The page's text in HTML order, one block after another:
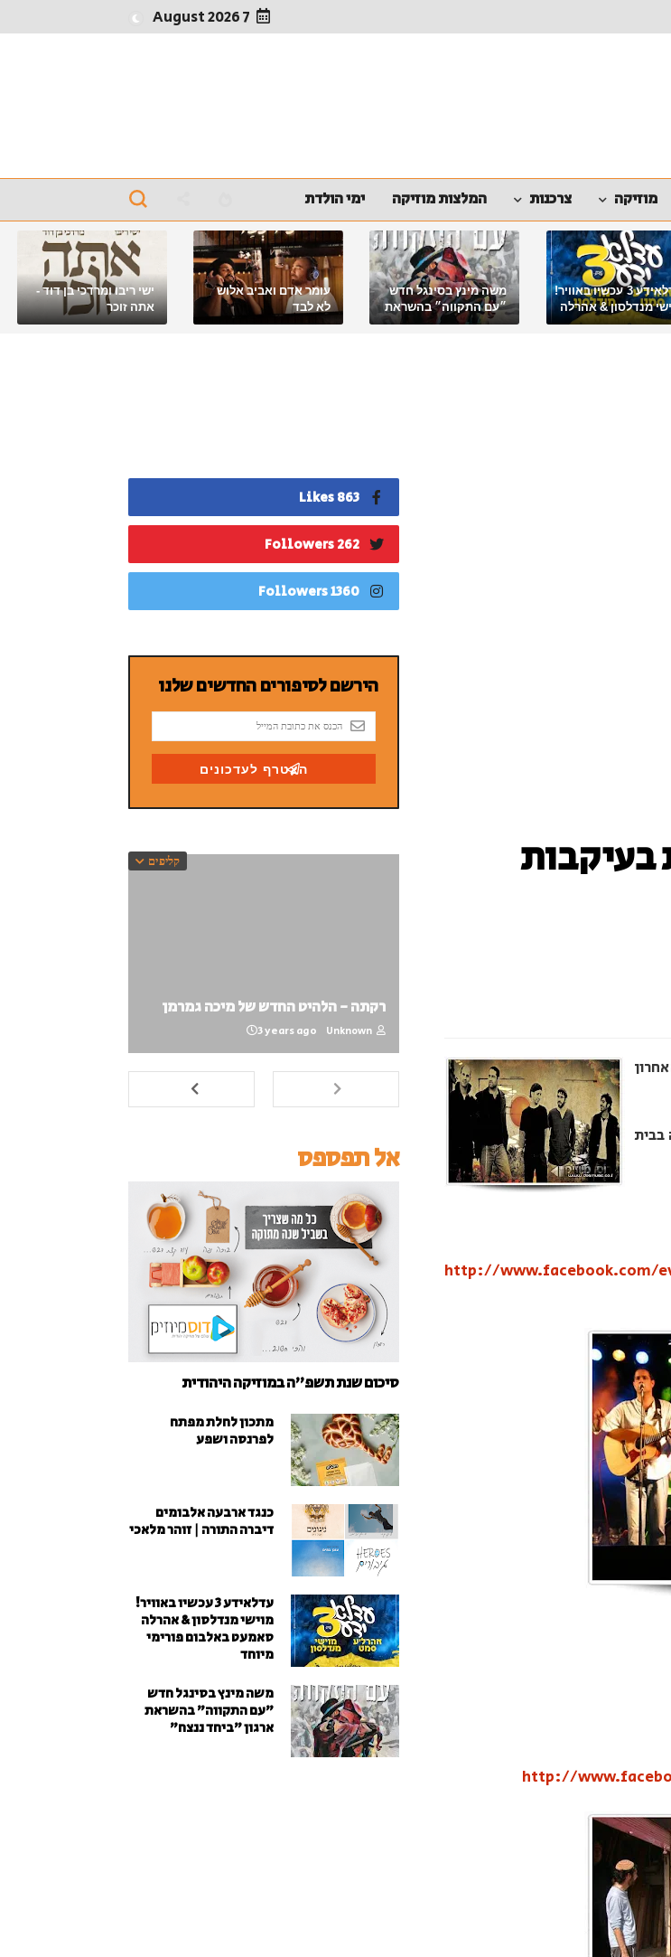
7 August 2026
מוזיקה צרכנות המלצות מוזיקה ימי הולדת
עדלאידע 3 עכשיו באוויר!
מנדלסון & אהרלה
באלבום פורימי
משה מינץ בסינגל חדש
״עם התקווה״ בהשראת
ארגון "ביחד ננצח"
עומר אדם ואביב אלוש
לא לבד
ישי ריבו ומרדכי בן דוד -
אתה זוכר
בעיקבות
בבית
http://www.facebook.com/
http://
863 Likes
262 Followers
1360 Followers
קליפים
רקתה - הלהיט החדש של מיכה גמרמן
Unknown
3 years ago
אל תפספס
סיכום שנת תשפ"ה במוזיקה היהודית
מתכון לחלת מפתח
לפרנסה ושפע
כנגד ארבעה אלבומים
דיברה התורה | זוהר מלאכי
עדלאידע 3 עכשיו באוויר!
מוישי מנדלסון & אהרלה
סאמעט באלבום פורימי
מיוחד
משה מינץ בסינגל חדש
״עם התקווה״ בהשראת
ארגון "ביחד ננצח"